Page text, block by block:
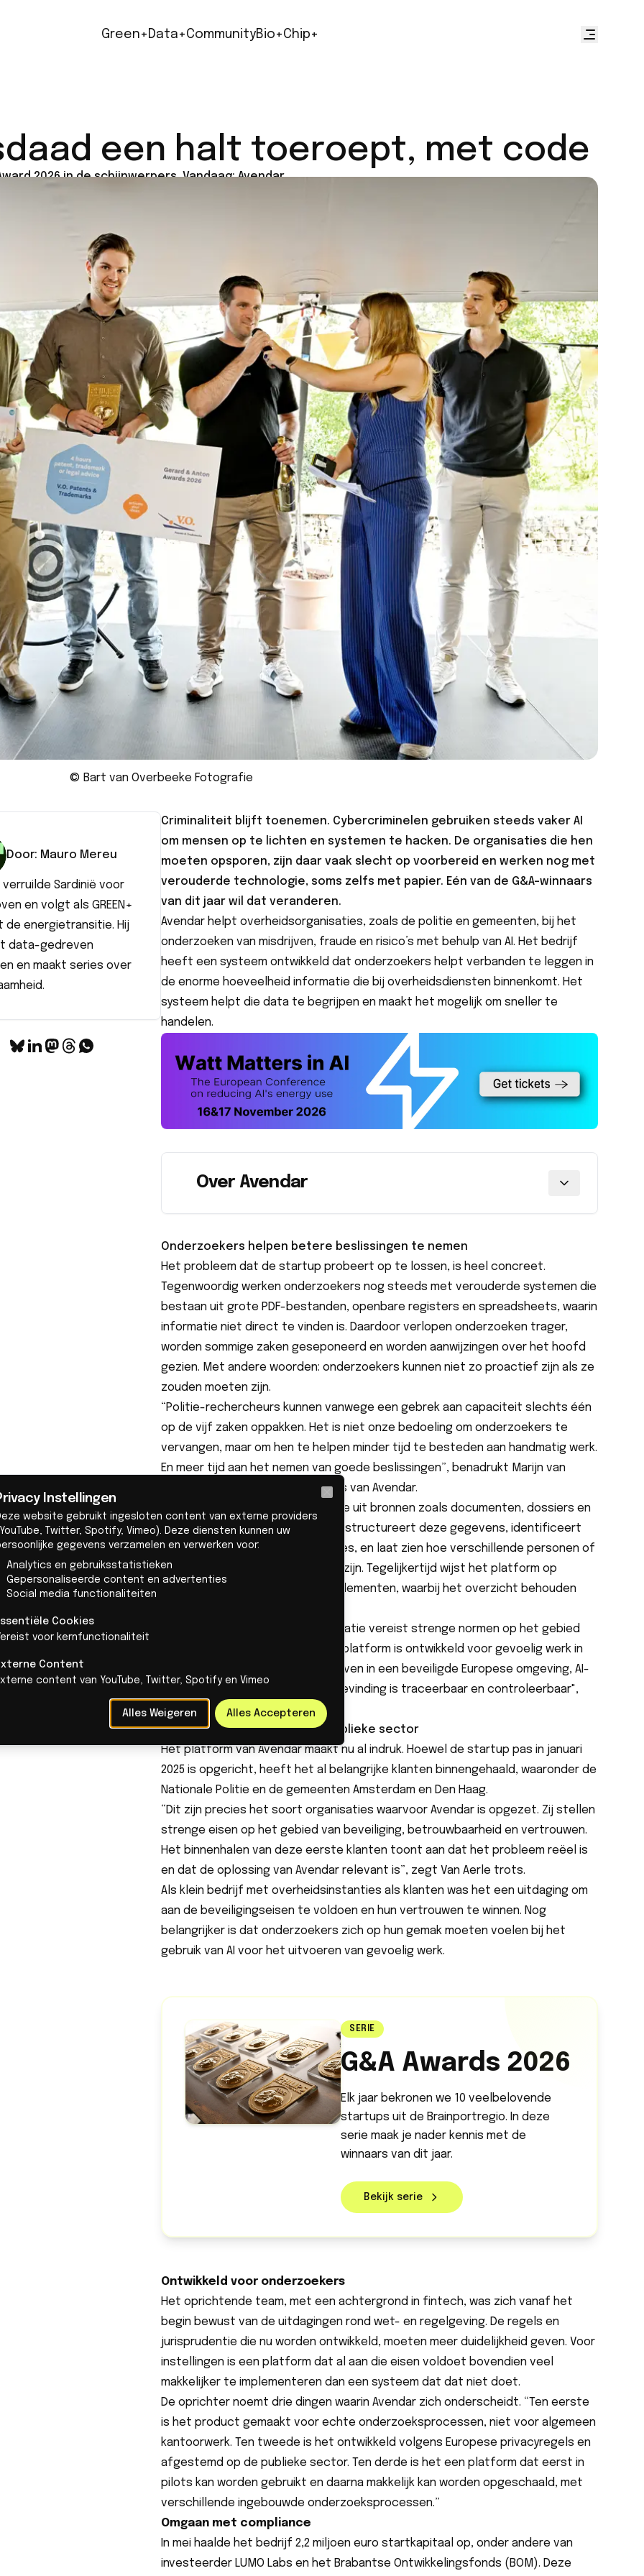
Green+ Data+CommunityBio+Chip+
een halt toeroept, met code
2026 in de schijnwerpers. Vandaag: Avendar.
© Bart van Overbeeke Fotografie
Door: Mauro Mereu
verruilde Sardinië voor
en volgt als GREEN+
de energietransitie. Hij
data-gedreven
en maakt series over
Criminaliteit blijft toenemen. Cybercriminelen gebruiken steeds vaker AI
om mensen op te lichten en systemen te hacken. De organisaties die hen
moeten opsporen, zijn daar vaak slecht op voorbereid en werken nog met
verouderde technologie, soms zelfs met papier. Eén van de G&A-winnaars
van dit jaar wil dat veranderen.
Avendar helpt overheidsorganisaties, zoals de politie en gemeenten, bij het
onderzoeken van misdrijven, fraude en risico’s met behulp van AI. Het bedrijf
heeft een systeem ontwikkeld dat onderzoekers helpt verbanden te leggen in
de enorme hoeveelheid informatie die bij overheidsdiensten binnenkomt. Het
systeem helpt die data te begrijpen en maakt het mogelijk om sneller te
handelen.
Over Avendar
Onderzoekers helpen betere beslissingen te nemen
Het probleem dat de startup probeert op te lossen, is heel concreet.
Tegenwoordig werken onderzoekers nog steeds met verouderde systemen die
bestaan uit grote PDF-bestanden, openbare registers en spreadsheets, waarin
informatie niet direct te vinden is. Daardoor verlopen onderzoeken trager,
worden sommige zaken geseponeerd en worden aanwijzingen over het hoofd
gezien. Met andere woorden: onderzoekers kunnen niet zo proactief zijn als ze
zouden moeten zijn.
“Politie-rechercheurs kunnen vanwege een gebrek aan capaciteit slechts één
op de vijf zaken oppakken. Het is niet onze bedoeling om onderzoekers te
vervangen, maar om hen te helpen minder tijd te besteden aan handmatig werk.
En meer tijd aan het nemen van goede beslissingen”, benadrukt Marijn van
Aerle, een van de medeoprichters van Avendar.
Het systeem verzamelt informatie uit bronnen zoals documenten, dossiers en
openbare registers. Het leest en structureert deze gegevens, identificeert
personen, bedrijven en transacties, en laat zien hoe verschillende personen of
entiteiten met elkaar verbonden zijn. Tegelijkertijd wijst het platform op
ontbrekende of ongebruikelijke elementen, waarbij het overzicht behouden
Het werken met gevoelige informatie vereist strenge normen op het gebied
van gegevensbescherming. "Het platform is ontwikkeld voor gevoelig werk in
de publieke sector. Gegevens blijven in een beveiligde Europese omgeving, AI-
modellen draaien lokaal en elke bevinding is traceerbaar en controleerbaar",
legt hij uit.
Vroege erkenning vanuit de publieke sector
Het platform van Avendar maakt nu al indruk. Hoewel de startup pas in januari
2025 is opgericht, heeft het al belangrijke klanten binnengehaald, waaronder de
Nationale Politie en de gemeenten Amsterdam en Den Haag.
“Dit zijn precies het soort organisaties waarvoor Avendar is opgezet. Zij stellen
strenge eisen op het gebied van beveiliging, betrouwbaarheid en vertrouwen.
Het binnenhalen van deze eerste klanten toont aan dat het probleem reëel is
en dat de oplossing van Avendar relevant is”, zegt Van Aerle trots.
Als klein bedrijf met overheidsinstanties als klanten was het een uitdaging om
aan de beveiligingseisen te voldoen en hun vertrouwen te winnen. Nog
belangrijker is dat onderzoekers zich op hun gemak moeten voelen bij het
gebruik van AI voor het uitvoeren van gevoelig werk.
SERIE
G&A Awards 2026
Elk jaar bekronen we 10 veelbelovende
startups uit de Brainportregio. In deze
serie maak je nader kennis met de
winnaars van dit jaar.
Bekijk serie
Ontwikkeld voor onderzoekers
Het oprichtende team, met een achtergrond in fintech, was zich vanaf het
begin bewust van de uitdagingen rond wet- en regelgeving. De regels en
jurisprudentie die nu worden ontwikkeld, moeten meer duidelijkheid geven. Voor
instellingen is een platform dat al aan die eisen voldoet bovendien veel
makkelijker te implementeren dan een systeem dat dat niet doet.
De oprichter noemt drie dingen waarin Avendar zich onderscheidt. “Ten eerste
is het product gemaakt voor echte onderzoeksprocessen, niet voor algemeen
kantoorwerk. Ten tweede is het ontwikkeld volgens Europese privacyregels en
afgestemd op de publieke sector. Ten derde is het een platform dat eerst in
pilots kan worden gebruikt en daarna makkelijk kan worden opgeschaald, met
verschillende ingebouwde onderzoeksprocessen.”
Omgaan met compliance
In mei haalde het bedrijf 2,2 miljoen euro startkapitaal op, onder andere van
investeerder LUMO Labs en het Brabantse Ontwikkelingsfonds (BOM). Deze
Instellingen
website gebruikt ingesloten content van externe providers
Twitter, Spotify, Vimeo). Deze diensten kunnen uw
gegevens verzamelen en verwerken voor:
Analytics en gebruiksstatistieken
Gepersonaliseerde content en advertenties
Social media functionaliteiten
Cookies
voor kernfunctionaliteit
Content
content van YouTube, Twitter, Spotify en Vimeo
Alles Weigeren Alles Accepteren
Close